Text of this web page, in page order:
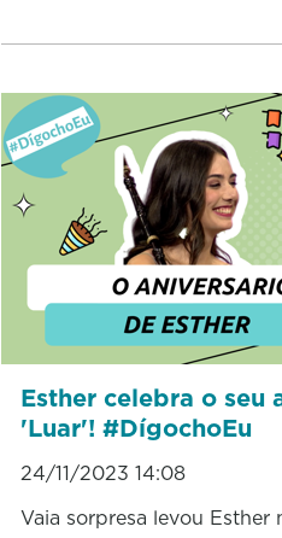
Esther celebra o seu
'Luar'! #DígochoEu
24/11/2023 14:08
Vaia sorpresa levou